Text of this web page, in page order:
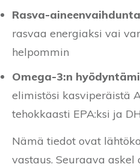
Rasva-
rasvaa energiaksi vai
helpommin
Omega-3:n
elimistösi kasviperäistä
tehokkaasti EPA:ksi ja
Nämä tiedot ovat
vastaus. Seuraava askel